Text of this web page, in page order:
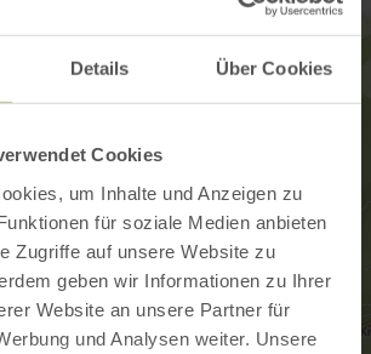
Details Über Cookies
Cookies
um Inhalte und Anzeigen zu
für soziale Medien anbieten
Zugriffe auf unsere Website zu
geben wir Informationen zu Ihrer
Website an unsere Partner für
und Analysen weiter. Unsere